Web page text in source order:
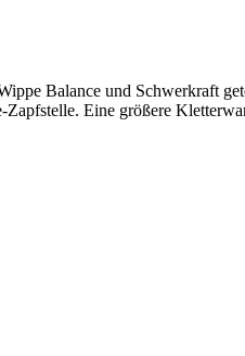
Balance und Schwerkraft
Eine größere